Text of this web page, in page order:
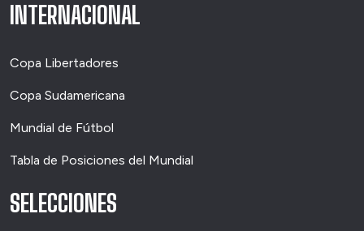
INTERNACIONAL
Copa Libertadores
Copa Sudamericana
Mundial de Fútbol
Tabla de Posiciones del Mundial
SELECCIONES